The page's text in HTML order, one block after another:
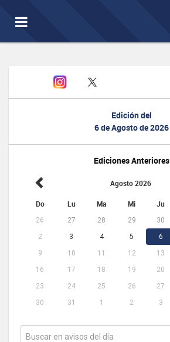
Toggle
navigation
Edición del
6 de Agosto de 2026
Ediciones Anteriores
Agosto 2026
Do Lu Ma Mi Ju
26 27 28 29 30
2
3 4 5 6
9
10 11 12 13
16
17 18 19 20
23
24 25 26 27
30
31 1 2 3